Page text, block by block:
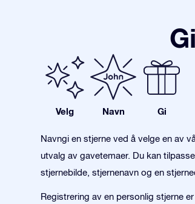
Velg Navn Gi
Navngi en stjerne ved å velge en av
utvalg av gavetemaer. Du kan
stjernebilde, stjernenavn og en
Registrering av en personlig stjerne